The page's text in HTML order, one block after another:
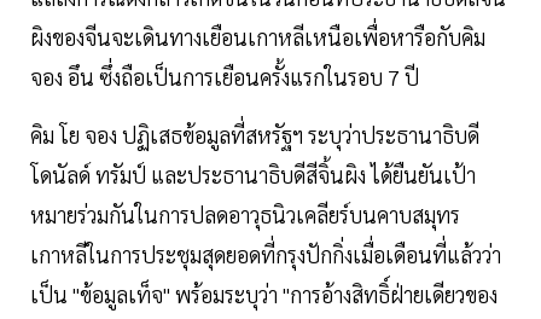
ผิงของจีนจะเดินทางเยือนเกาหลีเหนือเพื่อหารือกับคิม
จอง อึน ซึ่งถือเป็นการเยือนครั้งแรกในรอบ 7 ปี
คิม โย จอง ปฏิเสธข้อมูลที่สหรัฐฯ ระบุว่าประธานาธิบดี
โดนัลด์ ทรัมป์ และประธานาธิบดีสีจิ้นผิง ได้ยืนยันเป้า
หมายร่วมกันในการปลดอาวุธนิวเคลียร์บนคาบสมุทร
เกาหลีในการประชุมสุดยอดที่กรุงปักกิ่งเมื่อเดือนที่แล้วว่า
เป็น "ข้อมูลเท็จ" พร้อมระบุว่า "การอ้างสิทธิ์ฝ่ายเดียวของ